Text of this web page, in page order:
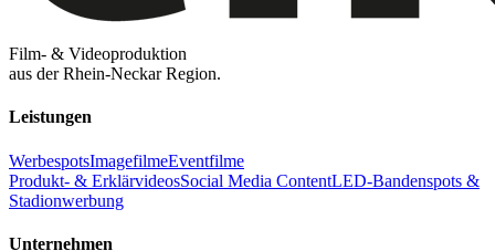
Film- & Videoproduktion
aus der Rhein-Neckar Region.
Leistungen
WerbespotsImagefilmeEventfilme
Produkt- & ErklärvideosSocial Media ContentLED-Bandenspots &
Stadionwerbung
Unternehmen